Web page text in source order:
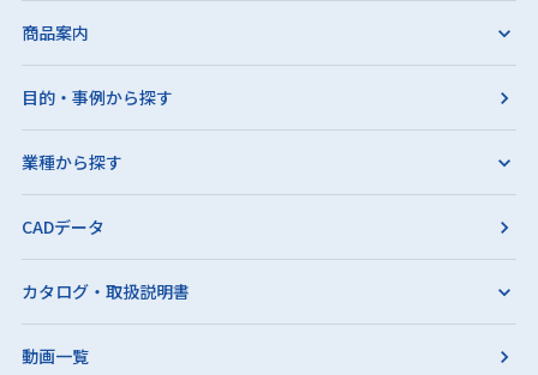
商品案内
目的・事例から探す
業種から探す
CADデータ
カタログ・取扱説明書
動画一覧